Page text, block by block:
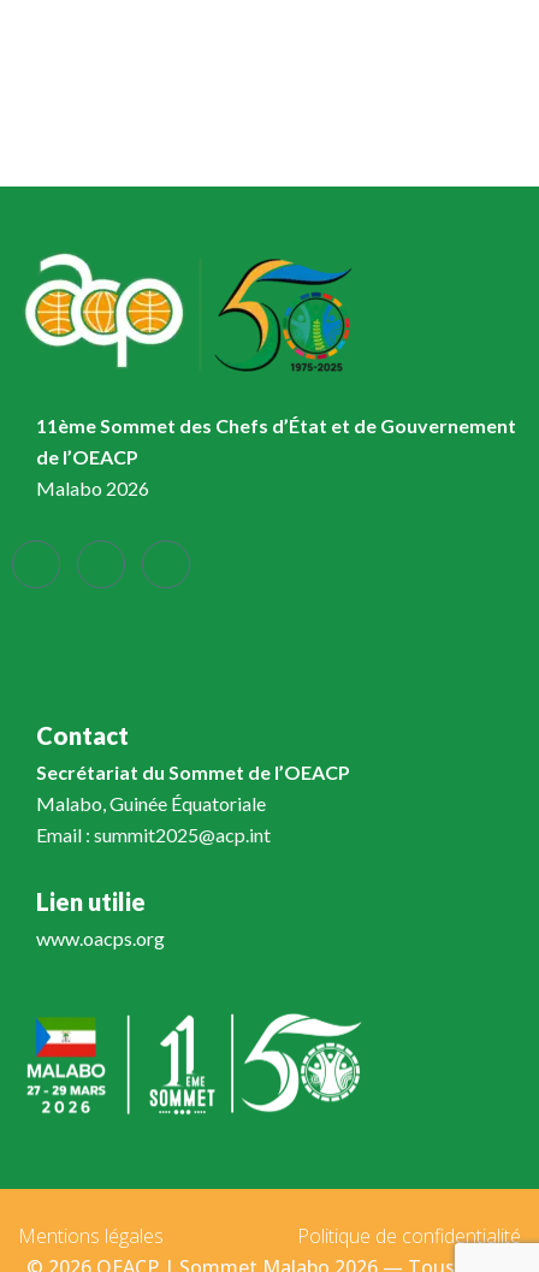
11ème Sommet des Chefs d’État et de Gouvernement
de l’OEACP
Malabo 2026
Contact
Secrétariat du Sommet de l’OEACP
Malabo, Guinée Équatoriale
Email : summit2025@acp.int
Lien utilie
www.oacps.org
Mentions légales
Politique de confidentialité